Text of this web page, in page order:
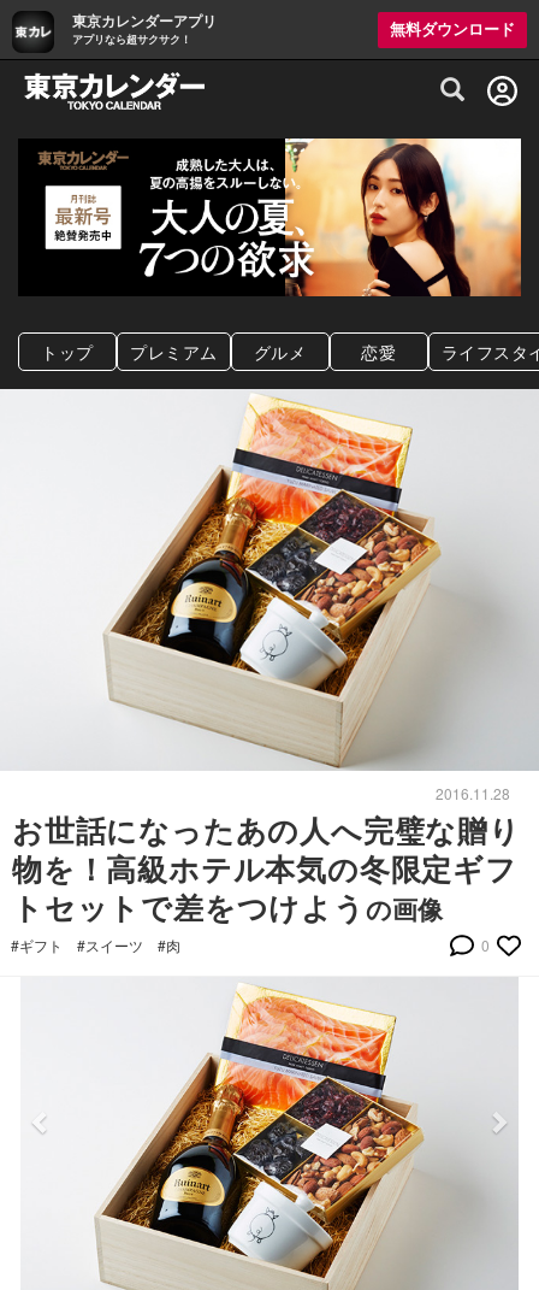
東京カレンダーアプリ
アプリなら超サクサク！
無料ダウンロード
グルメ情報・プレミアムレストラン予約
トップ プレミアム グルメ 恋愛 ライフスタ
2016.11.28
お世話になったあの人へ完璧な贈り
物を！高級ホテル本気の冬限定ギフ
トセットで差をつけよう の画像
#ギフト #スイーツ #肉 0